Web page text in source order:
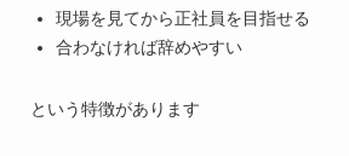
現場を見てから正社員を目指せる
合わなければ辞めやすい
という特徴があります